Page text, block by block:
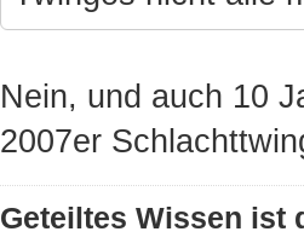
Nein, und auch 10
2007er
Geteiltes Wissen ist